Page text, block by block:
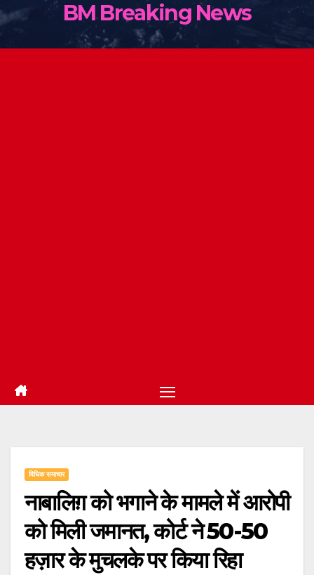
BM Breaking News
विधिक समाचार
नाबालिग़ को भगाने के मामले में आरोपी
को मिली जमानत, कोर्ट ने ₹50-50
हज़ार के मुचलके पर किया रिहा